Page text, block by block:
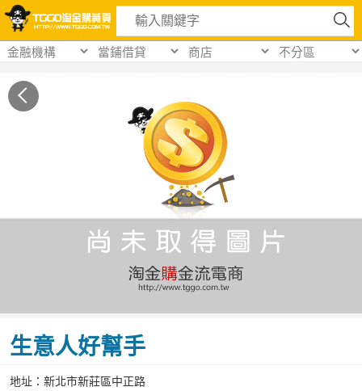
生意人好幫手
地址：新北市新莊區中正路